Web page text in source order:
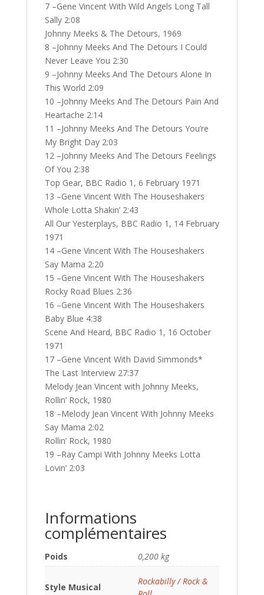
7 –Gene Vincent With Wild Angels Long Tall
Sally 2:08
Johnny Meeks & The Detours, 1969
8 –Johnny Meeks And The Detours I Could
Never Leave You 2:30
9 –Johnny Meeks And The Detours Alone In
This World 2:09
10 –Johnny Meeks And The Detours Pain And
Heartache 2:14
11 –Johnny Meeks And The Detours You’re
My Bright Day 2:03
12 –Johnny Meeks And The Detours Feelings
Of You 2:38
Top Gear, BBC Radio 1, 6 February 1971
13 –Gene Vincent With The Houseshakers
Whole Lotta Shakin’ 2:43
All Our Yesterplays, BBC Radio 1, 14 February
1971
14 –Gene Vincent With The Houseshakers
Say Mama 2:20
15 –Gene Vincent With The Houseshakers
Rocky Road Blues 2:36
16 –Gene Vincent With The Houseshakers
Baby Blue 4:38
Scene And Heard, BBC Radio 1, 16 October
1971
17 –Gene Vincent With David Simmonds*
The Last Interview 27:37
Melody Jean Vincent with Johnny Meeks,
Rollin’ Rock, 1980
18 –Melody Jean Vincent With Johnny Meeks
Say Mama 2:02
Rollin’ Rock, 1980
19 –Ray Campi With Johnny Meeks Lotta
Lovin’ 2:03
Informations
complémentaires
Poids 0,200 kg
Style Musical
Rockabilly / Rock &